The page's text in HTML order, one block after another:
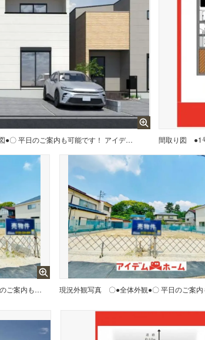
〇●1号棟完成イメージ図●〇 平日のご案内も可能です！ アイデムホーム南店は緑区役所から徒歩2分！ 水曜日も営業しております！ 間取り図 ●1
〇●1号棟外観●〇 平日のご案内も可能です！ アイデムホーム南店は緑区役所から徒歩2分！ 水曜日も営業しております！ 現況外観写真